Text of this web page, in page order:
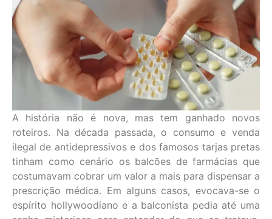
A história não é nova, mas tem ganhado novos
roteiros. Na década passada, o consumo e venda
ilegal de antidepressivos e dos famosos tarjas pretas
tinham como cenário os balcões de farmácias que
costumavam cobrar um valor a mais para dispensar a
prescrição médica. Em alguns casos, evocava-se o
espírito hollywoodiano e a balconista pedia até uma